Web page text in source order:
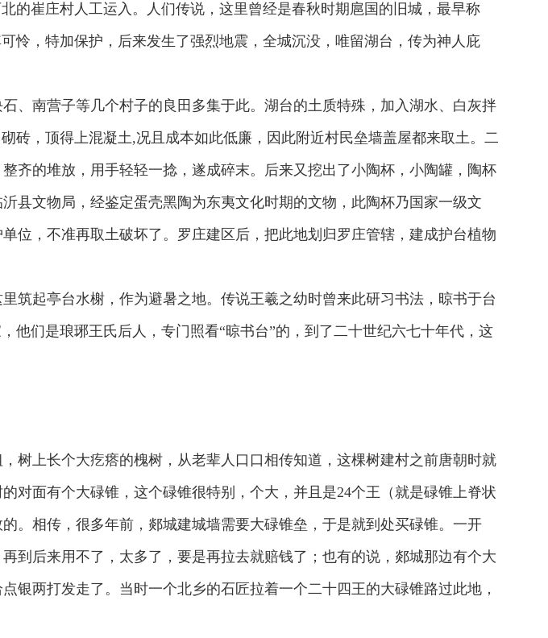
的崔庄村人工运入。人们传说，这里曾经是春秋时期扈国的旧城，最早称
怜，特加保护，后来发生了强烈地震，全城沉没，唯留湖台，传为神人庇
、南营子等几个村子的良田多集于此。湖台的土质特殊，加入湖水、白灰拌
砖，顶得上混凝土,况且成本如此低廉，因此附近村民垒墙盖屋都来取土。二
齐的堆放，用手轻轻一捻，遂成碎末。后来又挖出了小陶杯，小陶罐，陶杯
县文物局，经鉴定蛋壳黑陶为东夷文化时期的文物，此陶杯乃国家一级文
位，不准再取土破坏了。罗庄建区后，把此地划归罗庄管辖，建成护台植物
筑起亭台水榭，作为避暑之地。传说王羲之幼时曾来此研习书法，晾书于台
他们是琅琊王氏后人，专门照看“晾书台”的，到了二十世纪六七十年代，这
树上长个大疙瘩的槐树，从老辈人口口相传知道，这棵树建村之前唐朝时就
对面有个大碌锥，这个碌锥很特别，个大，并且是24个王（就是碌锥上脊状
。相传，很多年前，郯城建城墙需要大碌锥垒，于是就到处买碌锥。一开
到后来用不了，太多了，要是再拉去就赔钱了；也有的说，郯城那边有个大
银两打发走了。当时一个北乡的石匠拉着一个二十四王的大碌锥路过此地，